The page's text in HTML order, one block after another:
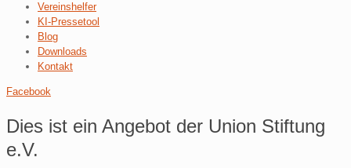
Vereinshelfer
KI-Pressetool
Blog
Downloads
Kontakt
Facebook
Dies ist ein Angebot der Union Stiftung
e.V.